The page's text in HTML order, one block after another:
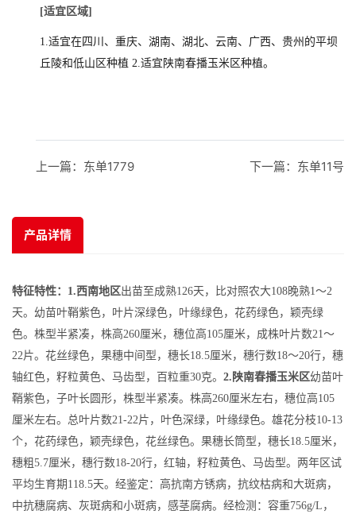
[适宜区域]
1.适宜在四川、重庆、湖南、湖北、云南、广西、贵州的平坝
丘陵和低山区种植 2.适宜陕南春播玉米区种植。
上一篇： 东单1779 下一篇： 东单11号
产品详情
特征特性：1.西南地区出苗至成熟126天，比对照农大108晚熟1～2
天。幼苗叶鞘紫色，叶片深绿色，叶缘绿色，花药绿色，颖壳绿
色。株型半紧凑，株高260厘米，穗位高105厘米，成株叶片数21～
22片。花丝绿色，果穗中间型，穗长18.5厘米，穗行数18～20行，穗
轴红色，籽粒黄色、马齿型，百粒重30克。 2.陕南春播玉米区幼苗叶
鞘紫色，子叶长圆形，株型半紧凑。株高260厘米左右，穗位高105
厘米左右。总叶片数21-22片，叶色深绿，叶缘绿色。雄花分枝10-13
个，花药绿色，颖壳绿色，花丝绿色。果穗长筒型，穗长18.5厘米，
穗粗5.7厘米，穗行数18-20行，红轴，籽粒黄色、马齿型。两年区试
平均生育期118.5天。经鉴定：高抗南方锈病，抗纹枯病和大斑病，
中抗穗腐病、灰斑病和小斑病，感茎腐病。经检测：容重756g/L，